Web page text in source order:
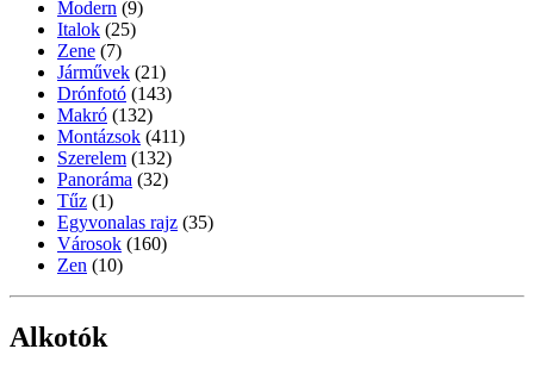
Modern (9)
Italok (25)
Zene (7)
Járművek (21)
Drónfotó (143)
Makró (132)
Montázsok (411)
Szerelem (132)
Panoráma (32)
Tűz (1)
Egyvonalas rajz (35)
Városok (160)
Zen (10)
Alkotók